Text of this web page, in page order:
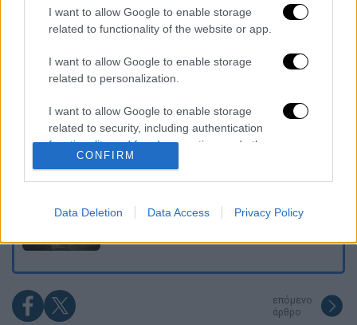
I want to allow Google to enable storage
related to functionality of the website or app.
I want to allow Google to enable storage
related to personalization.
I want to allow Google to enable storage
related to security, including authentication
functionality and fraud prevention, and other
user protection.
CONFIRM
Data Deletion Data Access Privacy Policy
O στρατηγός ήταν σχιζοφρενής, εμμονικός,
πλησίαζε τα 75 όταν τον αντάμωσε η δόξα –
Εκείνος που άλλαξε την πορεία της
Ελισάβετ Κωνσταντινίδου στο ethnos.gr:
«Κάθε πόλεμος είναι ένας εμφύλιος, όλοι
Στον εισαγγελέα ο ιδιοκτήτης του beach
bar για τον θάνατο του 4χρονου στην Πάρο -
Στο «μικροσκόπιο» ο ρόλος του
Τουρνάς: Πάνω από 400 πυρκαγιές σε 10
ημέρες - «Το 90% των πυρκαγιών οφείλεται
επόμενο
άρθρο